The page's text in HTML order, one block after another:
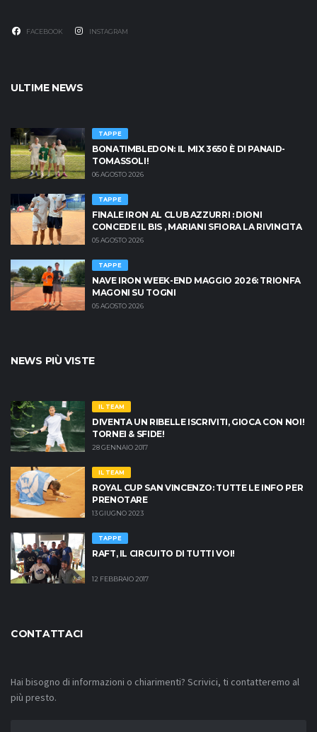
FACEBOOK INSTAGRAM
ULTIME NEWS
TAPPE
BONATIMBLEDON: IL MIX 3650 È DI PANAID-
TOMASSOLI!
06 AGOSTO 2026
TAPPE
FINALE IRON AL CLUB AZZURRI : DIONI
CONCEDE IL BIS , MARIANI SFIORA LA RIVINCITA
05 AGOSTO 2026
TAPPE
NAVE IRON WEEK-END MAGGIO 2026: TRIONFA
MAGONI SU TOGNI
05 AGOSTO 2026
NEWS PIÙ VISTE
IL TEAM
DIVENTA UN RIBELLE ISCRIVITI, GIOCA CON NOI!
TORNEI & SFIDE!
28 GENNAIO 2017
IL TEAM
ROYAL CUP SAN VINCENZO: TUTTE LE INFO PER
PRENOTARE
13 GIUGNO 2023
TAPPE
RAFT, IL CIRCUITO DI TUTTI VOI!
12 FEBBRAIO 2017
CONTATTACI
Hai bisogno di informazioni o chiarimenti? Scrivici, ti contatteremo al
più presto.